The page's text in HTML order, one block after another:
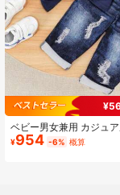
ベビー男女兼用 カジュ
グラフィックプリント
デニム風プリントパン
¥954 -6% 概算